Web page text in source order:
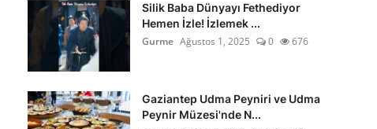
Silik Baba Dünyayı Fethediyor
Hemen İzle! İzlemek ...
Gurme Ağustos 1, 2025 0 676
Gaziantep Udma Peyniri ve Udma
Peynir Müzesi'nde N...